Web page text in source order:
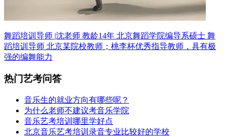
舞蹈培训导师 |沈老师 教龄14年 北京舞蹈学院编导系硕士 舞
蹈培训导师 北京某院校教师；桃李杯优秀指导教师，具有极
强的编舞能力
热门艺考问答
音乐生的就业方向有哪些呢？
为什么老师不建议考音乐学院
音乐艺考培训哪里学好点
北京音乐艺考培训录音专业比较好的学校